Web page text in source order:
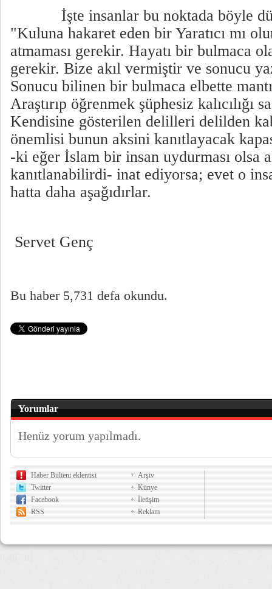
İşte insanlar bu noktada böyle
"Kuluna hakaret eden bir Yaratıcı mı
atmaması gerekir. Hayatı bir bulmaca
gerekir. Bize akıl vermiştir ve sonucu
Sonucu bilinen bir bulmaca elbette
Araştırıp öğrenmek şüphesiz kalıcılığı
Kendisine gösterilen delilleri delilden
önemlisi bunun aksini kanıtlayacak
-ki eğer İslam bir insan uydurması olsa
kanıtlanabilirdi- inat ediyorsa; evet o
hatta daha aşağıdırlar.
Servet Genç
Bu haber 5,731 defa okundu.
Yorumlar
Henüz yorum yapılmadı.
Haber Bülteni eklentisi
Twitter
Facebook
RSS
Arşiv
Künye
İletişim
Reklam